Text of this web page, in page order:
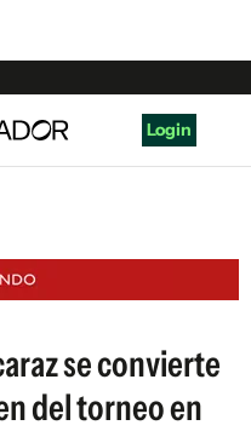
Login
se convierte
del torneo en